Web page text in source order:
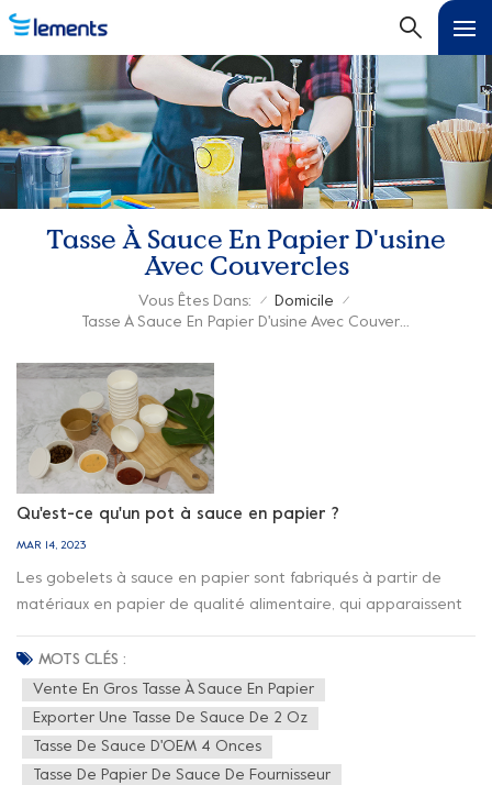
Tasse À Sauce En Papier D'usine
Avec Couvercles
Vous Êtes Dans: / Domicile /
Tasse À Sauce En Papier D'usine Avec Couvercles
Qu'est-ce qu'un pot à sauce en papier ?
MAR 14, 2023
Les gobelets à sauce en papier sont fabriqués à partir de
matériaux en papier de qualité alimentaire, qui apparaissent
et la coloration des aliments, ce qui peut augmenter l'attrait
des aliments. Mais quelles sont les raisons de choisir les
meilleures tasses à sauce, jetons un coup d'œil aux astuces. 1.
Imperméable et résistant à l'huileLes coupelles à sauce ont
d'excellentes propriétés d'étanchéité à l'air et anti-fuite, qui
MOTS CLÉS :
Vente En Gros Tasse À Sauce En Papier
Exporter Une Tasse De Sauce De 2 Oz
Tasse De Sauce D'OEM 4 Onces
Tasse De Papier De Sauce De Fournisseur